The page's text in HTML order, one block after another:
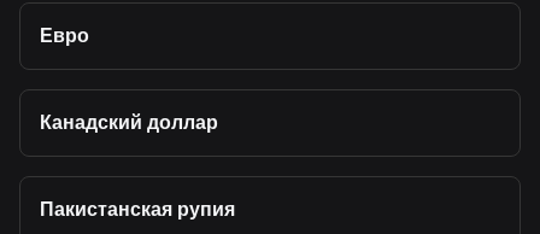
Евро
Канадский доллар
Пакистанская рупия